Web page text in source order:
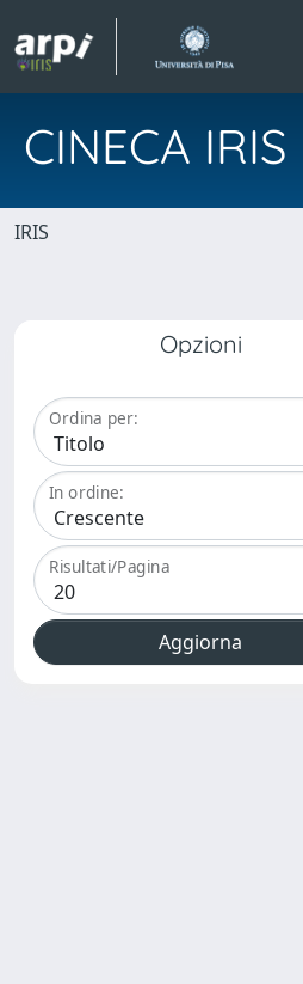
CINECA IRIS
IRIS
Opzioni
Ordina per:
In ordine:
Risultati/Pagina